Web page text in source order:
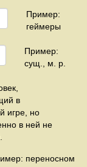
Пример:
геймеры
Пример:
сущ., м. р.
в
игре, но
в ней не
переносном